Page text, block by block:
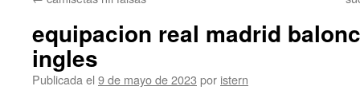
equipacion real madrid
ingles
Publicada el 9 de mayo de 2023 por istern